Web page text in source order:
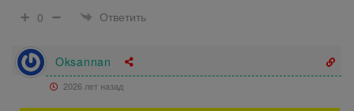
0
Ответить
Oksannan
2026 лет назад